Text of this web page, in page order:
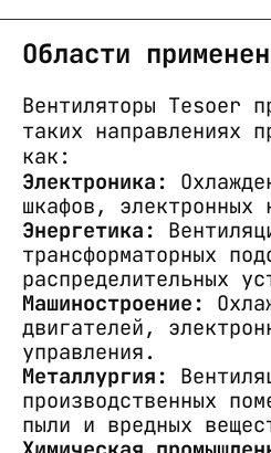
Области
Вентиляторы Tesoer
таких направлениях
как:
Электроника:
шкафов, электронных
Энергетика:
трансформаторных
распределительных
Машиностроение:
двигателей,
управления.
Металлургия:
производственных
пыли и вредных